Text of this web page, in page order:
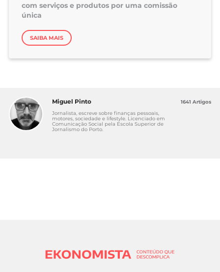
com serviços e produtos por uma comissão
única
SAIBA MAIS
Miguel Pinto
Jornalista, escreve sobre finanças pessoais,
motores, sociedade e lifestyle. Licenciado em
Comunicação Social pela Escola Superior de
Jornalismo do Porto.
1641 Artigos